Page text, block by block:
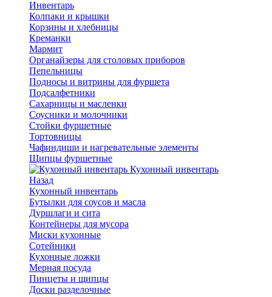
Инвентарь
Колпаки и крышки
Корзины и хлебницы
Креманки
Мармит
Органайзеры для столовых приборов
Пепельницы
Подносы и витрины для фуршета
Подсалфетники
Сахарницы и масленки
Соусники и молочники
Стойки фуршетные
Тортовницы
Чафиндиши и нагревательные элементы
Щипцы фуршетные
Кухонный инвентарь
Назад
Кухонный инвентарь
Бутылки для соусов и масла
Дуршлаги и сита
Контейнеры для мусора
Миски кухонные
Сотейники
Кухонные ложки
Мерная посуда
Пинцеты и щипцы
Доски разделочные